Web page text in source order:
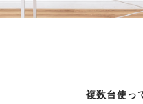
複数台使っ